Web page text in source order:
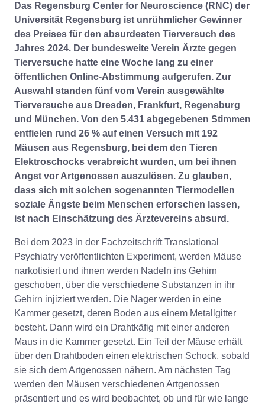
Das Regensburg Center for Neuroscience (RNC) der
Universität Regensburg ist unrühmlicher Gewinner
des Preises für den absurdesten Tierversuch des
Jahres 2024. Der bundesweite Verein Ärzte gegen
Tierversuche hatte eine Woche lang zu einer
öffentlichen Online-Abstimmung aufgerufen. Zur
Auswahl standen fünf vom Verein ausgewählte
Tierversuche aus Dresden, Frankfurt, Regensburg
und München. Von den 5.431 abgegebenen Stimmen
entfielen rund 26 % auf einen Versuch mit 192
Mäusen aus Regensburg, bei dem den Tieren
Elektroschocks verabreicht wurden, um bei ihnen
Angst vor Artgenossen auszulösen. Zu glauben,
dass sich mit solchen sogenannten Tiermodellen
soziale Ängste beim Menschen erforschen lassen,
ist nach Einschätzung des Ärztevereins absurd.
Bei dem 2023 in der Fachzeitschrift Translational
Psychiatry veröffentlichten Experiment, werden Mäuse
narkotisiert und ihnen werden Nadeln ins Gehirn
geschoben, über die verschiedene Substanzen in ihr
Gehirn injiziert werden. Die Nager werden in eine
Kammer gesetzt, deren Boden aus einem Metallgitter
besteht. Dann wird ein Drahtkäfig mit einer anderen
Maus in die Kammer gesetzt. Ein Teil der Mäuse erhält
über den Drahtboden einen elektrischen Schock, sobald
sie sich dem Artgenossen nähern. Am nächsten Tag
werden den Mäusen verschiedenen Artgenossen
präsentiert und es wird beobachtet, ob und für wie lange